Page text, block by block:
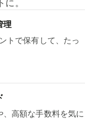
。
理
トで保有して、たっ
高額な手数料を気に